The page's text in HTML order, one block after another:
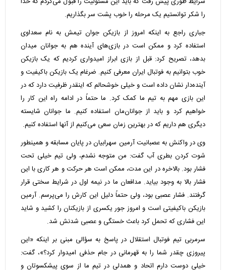
را شکر توانستیم یک مرحله را خوب پشت سر بگذاریم.
جباری راجع به اینکه امروز از بازیکن جوان تیمش به نام سعداوی
استفاده کرد و ممکن است در بازی‌های آینده هم به جوانان میدان
بدهد، تصریح کرد: قبل از بازی ابراز امیدواری کردیم که یک بازیکن
خوب بتوانیم به فوتبال ایران معرفی کنیم. ضرغام یک بازیکن باکیفیت و
آینده‌دار نشان داده است و خیلی خوشحالم که اینقدر ظرفیت دارد که در
این بازی مهم به تیم ما کمک کرد. ما حتماً در ادامه راه این کار را
خواهیم کرد و باید از جوانان‌مان استفاده کنیم. ما جوانان شایسته
دیگری هم داریم که در بهترین زمان سعی می‌کنیم از آنها استفاده کنیم.
وی در واکنش به عصبانیت آرمین سهرابیان در پایان مسابقه و همینطور
شوت کردن بطری آب گفت: من متوجه نشدم، ولی تیم خیلی تحت
فشار بود. بالاخره در این مدت، ممکن است هر حرکت و هر کاری با این
فشار بالا به وجود بیاید. مدافعان ما در نیمه اول در شرایط سختی قرار
گرفتند. فشار عصبی بود، ولی حتماً دلیل این کارش را می‌پرسم. آرمین
بازیکن باکیفیتی است و امروز جور یکسری از بازیکنان را کشید و شاید
این فشاری که تحمل کرد باعث خستگی و عصبی شدنش شد.
سرمربی تیم فوتبال استقلال در پاسخ به سؤالی ‌مبنی بر اینکه «این
پیروزی چقدر شما را به قهرمانی در جام حذفی امیدوار کرد؟»، گفت:
خیلی دوست دارم اتحاد و همدلی در تیم ما از سوی پیشکسوتان و